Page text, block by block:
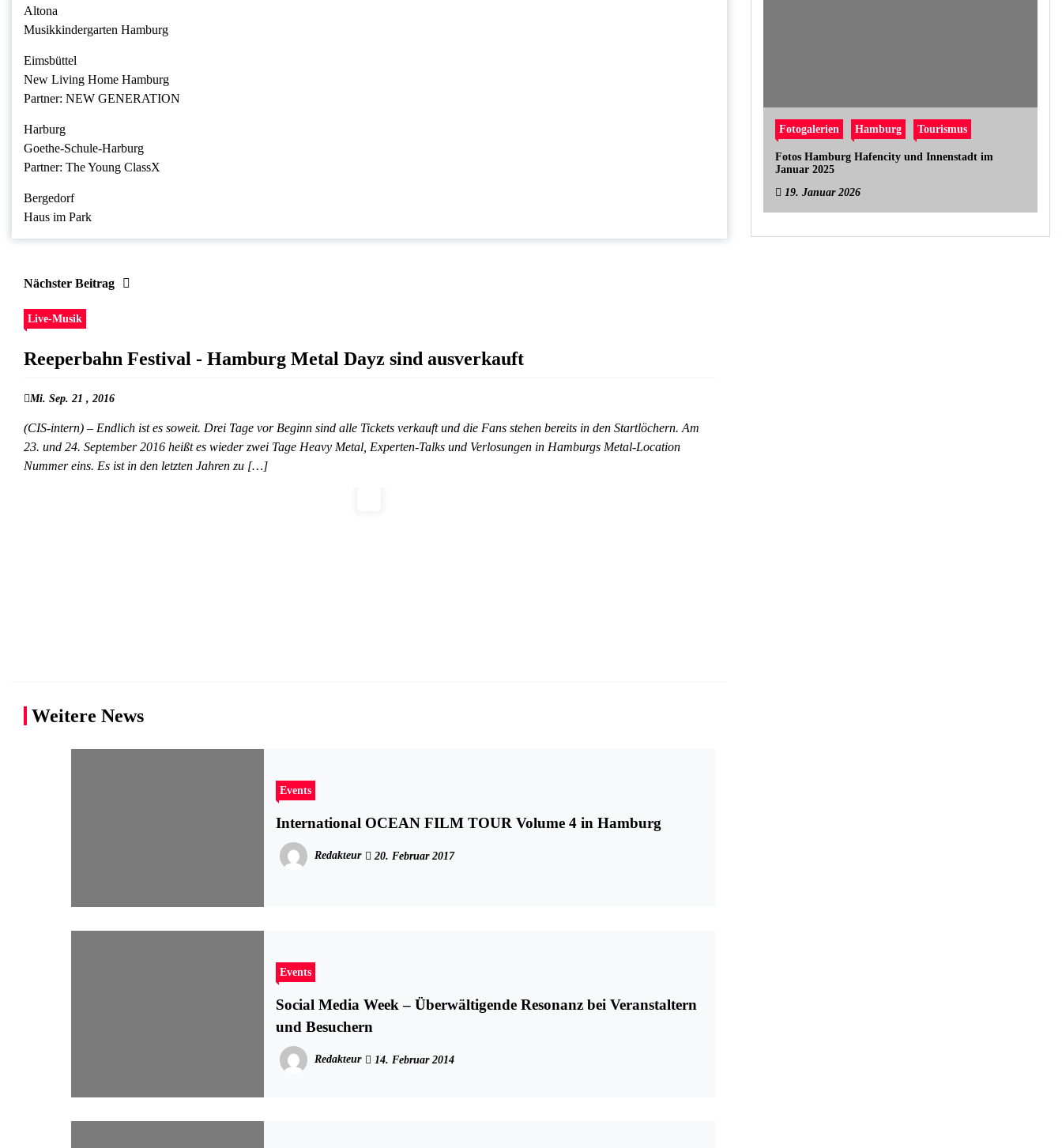
Altona
Musikkindergarten Hamburg
Eimsbüttel
New Living Home Hamburg
Partner: NEW GENERATION
Harburg
Goethe-Schule-Harburg
Partner: The Young ClassX
Bergedorf
Haus im Park
Nächster Beitrag
Live-Musik
Reeperbahn Festival - Hamburg Metal Dayz sind ausverkauft
Mi. Sep. 21 , 2016
(CIS-intern) – Endlich ist es soweit. Drei Tage vor Beginn sind alle Tickets verkauft und die Fans stehen bereits in den Startlöchern. Am
23. und 24. September 2016 heißt es wieder zwei Tage Heavy Metal, Experten-Talks und Verlosungen in Hamburgs Metal-Location
Nummer eins. Es ist in den letzten Jahren zu […]
Weitere News
Events
International OCEAN FILM TOUR Volume 4 in Hamburg
Redakteur 20. Februar 2017
Events
Social Media Week – Überwältigende Resonanz bei Veranstaltern
und Besuchern
Redakteur 14. Februar 2014
Fotogalerien Hamburg Tourismus
Fotos Hamburg Hafencity und Innenstadt im
Januar 2025
19. Januar 2026